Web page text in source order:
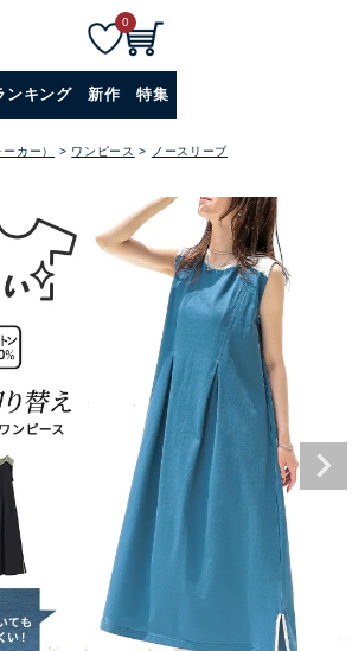
詳細検索
0
ンキング 新作 特集
カー） ワンピース ノースリーブ